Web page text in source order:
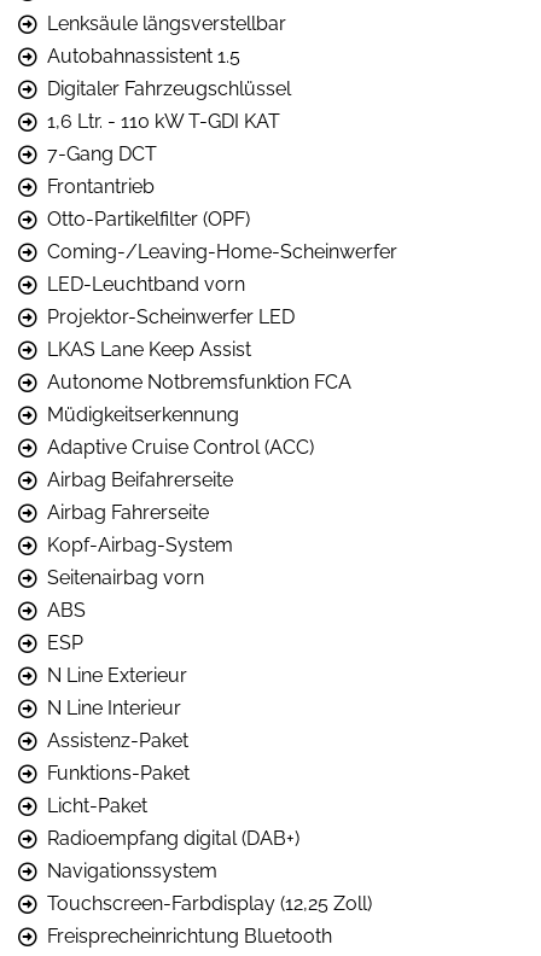
Lenksäule längsverstellbar
Autobahnassistent 1.5
Digitaler Fahrzeugschlüssel
1,6 Ltr. - 110 kW T-GDI KAT
7-Gang DCT
Frontantrieb
Otto-Partikelfilter (OPF)
Coming-/Leaving-Home-Scheinwerfer
LED-Leuchtband vorn
Projektor-Scheinwerfer LED
LKAS Lane Keep Assist
Autonome Notbremsfunktion FCA
Müdigkeitserkennung
Adaptive Cruise Control (ACC)
Airbag Beifahrerseite
Airbag Fahrerseite
Kopf-Airbag-System
Seitenairbag vorn
ABS
ESP
N Line Exterieur
N Line Interieur
Assistenz-Paket
Funktions-Paket
Licht-Paket
Radioempfang digital (DAB+)
Navigationssystem
Touchscreen-Farbdisplay (12,25 Zoll)
Freisprecheinrichtung Bluetooth